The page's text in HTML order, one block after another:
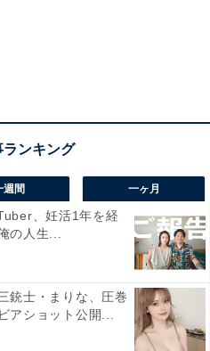
週間 一ヶ月
、妊活1年を経
の人生...
銃士・まりな、圧巻
アショット公開...